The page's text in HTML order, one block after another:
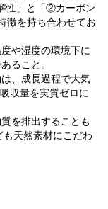
性」と「②カーボン
徴を持ち合わせてお
や湿度の環境下に
ること。
、成長過程で大気
収量を実質ゼロに
を排出することも
天然素材にこだわ